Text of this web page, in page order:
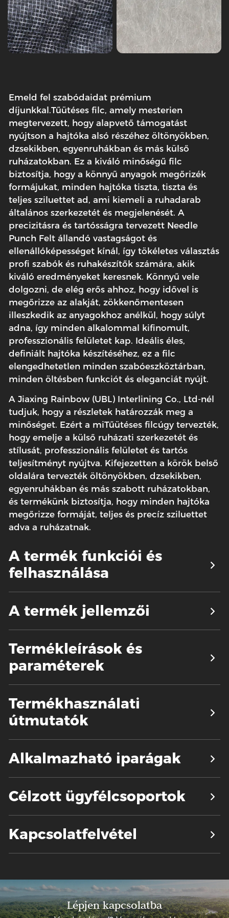
Emeld fel szabódaidat prémium
díjunkkal.Tűütéses filc, amely mesterien
megtervezett, hogy alapvető támogatást
nyújtson a hajtóka alsó részéhez öltönyökben,
dzsekikben, egyenruhákban és más külső
ruházatokban. Ez a kiváló minőségű filc
biztosítja, hogy a könnyű anyagok megőrizék
formájukat, minden hajtóka tiszta, tiszta és
teljes sziluettet ad, ami kiemeli a ruhadarab
általános szerkezetét és megjelenését. A
precizitásra és tartósságra tervezett Needle
Punch Felt állandó vastagságot és
ellenállóképességet kínál, így tökéletes választás
profi szabók és ruhakészítők számára, akik
kiváló eredményeket keresnek. Könnyű vele
dolgozni, de elég erős ahhoz, hogy idővel is
megőrizze az alakját, zökkenőmentesen
illeszkedik az anyagokhoz anélkül, hogy súlyt
adna, így minden alkalommal kifinomult,
professzionális felületet kap. Ideális éles,
definiált hajtóka készítéséhez, ez a filc
elengedhetetlen minden szabóeszköztárban,
minden öltésben funkciót és eleganciát nyújt.
A Jiaxing Rainbow (UBL) Interlining Co., Ltd-nél
tudjuk, hogy a részletek határozzák meg a
minőséget. Ezért a miTűütéses filcúgy tervezték,
hogy emelje a külső ruházati szerkezetét és
stílusát, professzionális felületet és tartós
teljesítményt nyújtva. Kifejezetten a körök belső
oldalára tervezték öltönyökben, dzsekikben,
egyenruhákban és más szabott ruházatokban,
és termékünk biztosítja, hogy minden hajtóka
megőrizze formáját, teljes és precíz sziluettet
adva a ruházatnak.
A termék funkciói és
felhasználása
A termék jellemzői
Termékleírások és
paraméterek
Termékhasználati
útmutatók
Alkalmazható iparágak
Célzott ügyfélcsoportok
Kapcsolatfelvétel
Lépjen kapcsolatba